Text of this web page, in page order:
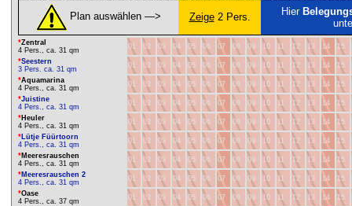
Plan auswählen ―>
Zeige2 Pers. Hier
*Zentral
4 Pers., ca. 31 qm
01 02 03 04 05 06 07 08 09 10 11 12 13 14
15
*Seestern
3 Pers. ca. 31 qm
01 02 03 04 05 06 07 08 09 10 11 12 13 14
15
*Aquamarina
4 Pers., ca. 31 qm
01 02 03 04 05 06 07 08 09 10 11 12 13 14
15
*Juistine
4 Pers., ca. 31 qm
01 02 03 04 05 06 07 08 09 10 11 12 13 14
15
* Heuler
4 Pers., ca. 31 qm
01 02 03 04 05 06 07 08 09 10 11 12 13 14
15
* Lütje Füürtoorn
4 Pers., ca. 31 qm
01 02 03 04 05 06 07 08 09 10 11 12 13 14
15
*Meeresrauschen
4 Pers., ca. 31 qm
01 02 03 04 05 06 07 08 09 10 11 12 13 14
15
*Meeresrauschen 2
4 Pers., ca. 31 qm
01 02 03 04 05 06 07 08 09 10 11 12 13 14
15
*Oase
4 Pers., ca. 37 qm
01 02 03 04 05 06 07 08 09 10 11 12 13 14
15